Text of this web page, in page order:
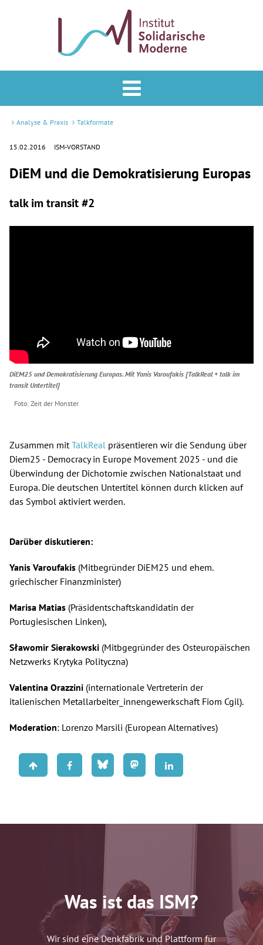
Podcast
Veranstaltungen
ISM
Mitglied werden
Presse
English
Analyse & Praxis Talkformate
15.02.2016 ISM-VORSTAND
DiEM und die Demokratisierung Europas
talk im transit #2
DiEM25 und Demokratisierung Europas. Mit Yanis Varoufakis [TalkReal + talk im
transit Untertitel]
Zeit der Monster
Zusammen mitTalkReal präsentieren wir die Sendung über
Diem25 - Democracy in Europe Movement 2025 - und die
Überwindung der Dichotomie zwischen Nationalstaat und
Europa. Die deutschen Untertitel können durch klicken auf
das Symbol aktiviert werden.
Darüber diskutieren:
Yanis Varoufakis (Mitbegründer DiEM25 und ehem.
griechischer Finanzminister)
Marisa Matias (Präsidentschaftskandidatin der
Portugiesischen Linken),
Sławomir Sierakowski (Mitbgegründer des Osteuropäischen
Netzwerks Krytyka Polityczna)
Valentina Orazzini (internationale Vertreterin der
italienischen Metallarbeiter_innengewerkschaft Fiom Cgil).
Moderation: Lorenzo Marsili (European Alternatives)
Was ist das ISM?
Wir sind eine Denkfabrik und Plattform für